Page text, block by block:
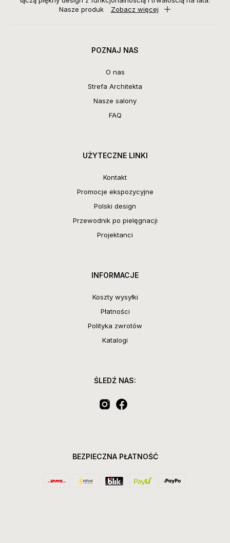
Nasze produk
Zobacz więcej
POZNAJ NAS
O nas
Strefa Architekta
Nasze salony
FAQ
UŻYTECZNE LINKI
Kontakt
Promocje ekspozycyjne
Polski design
Przewodnik po pielęgnacji
Projektanci
INFORMACJE
Koszty wysyłki
Płatności
Polityka zwrotów
Katalogi
ŚLEDŹ NAS:
BEZPIECZNA PŁATNOŚĆ